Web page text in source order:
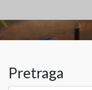
Pretraga